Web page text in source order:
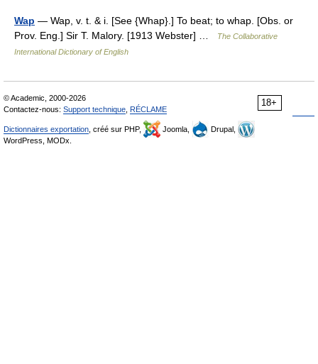
Wap — Wap, v. t. & i. [See {Whap}.] To beat; to whap. [Obs. or
Prov. Eng.] Sir T. Malory. [1913 Webster] …
The Collaborative
International Dictionary of English
18+
© Academic, 2000-2026
Contactez-nous: Support technique RÉCLAME
Dictionnaires exportation , créé sur PHP, Joomla,
Drupal,
WordPress, MODx.